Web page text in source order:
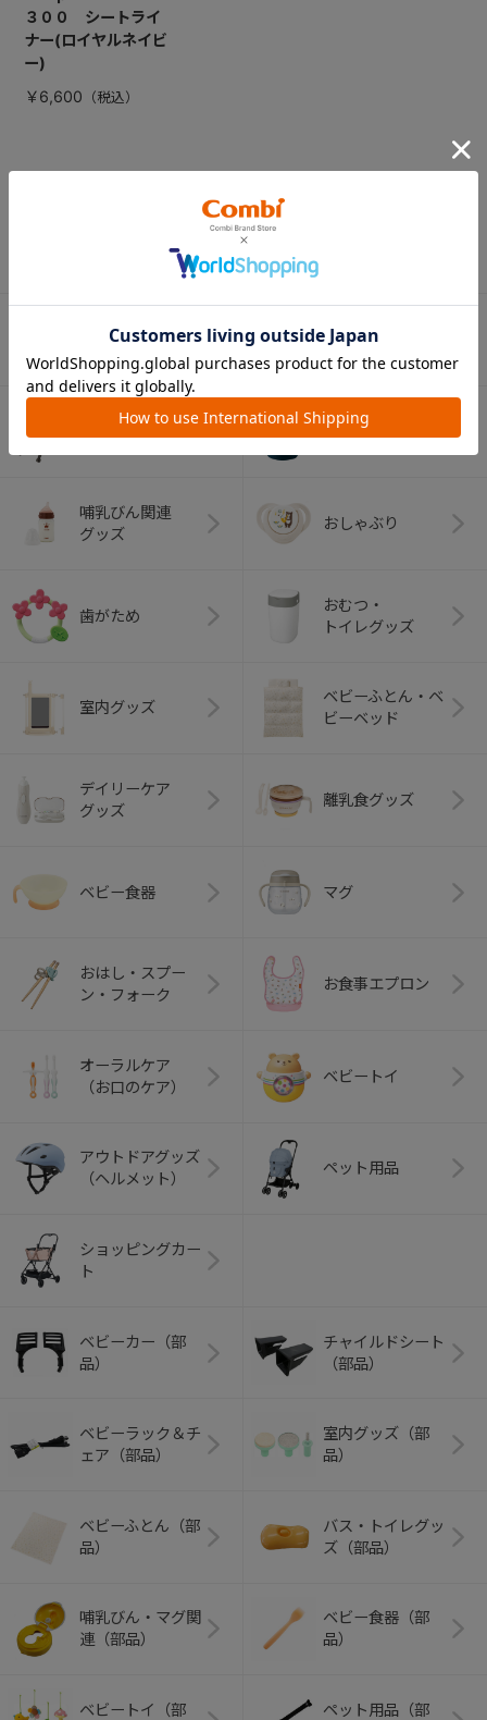
３００ シートライ
ナー(ロイヤルネイビ
ー)
￥6,600
CATEGORY
カテゴリー
（コンビ）
ベビーカー チャイルドシート
ベビーラック＆
ベビーチェア
抱っこひも
（子守帯）
哺乳びん関連
グッズ
おしゃぶり
歯がため
おむつ・
トイレグッズ
室内グッズ
ベビーふとん・ベ
ビーベッド
デイリーケア
グッズ
離乳食グッズ
ベビー食器 マグ
おはし・スプー
ン・フォーク
お食事エプロン
オーラルケア
（お口のケア）
ベビートイ
アウトドアグッズ
（ヘルメット）
ペット用品
ショッピングカー
ト
ベビーカー（部
品）
チャイルドシート
（部品）
ベビーラック＆チ
ェア（部品）
室内グッズ（部
品）
ベビーふとん（部
品）
バス・トイレグッ
ズ（部品）
哺乳びん・マグ関
連（部品）
ベビー食器（部
品）
ベビートイ（部
ペット用品（部